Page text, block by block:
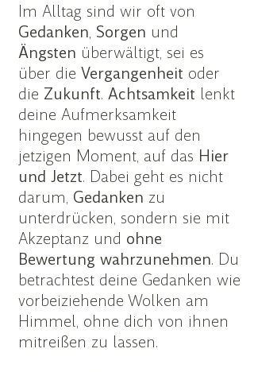
Im Alltag sind wir oft von
Gedanken, Sorgen und
Ängsten überwältigt, sei es
über die Vergangenheit oder
die Zukunft. Achtsamkeit lenkt
deine Aufmerksamkeit
hingegen bewusst auf den
jetzigen Moment, auf das Hier
und Jetzt. Dabei geht es nicht
darum, Gedanken zu
unterdrücken, sondern sie mit
Akzeptanz und ohne
Bewertung wahrzunehmen. Du
betrachtest deine Gedanken wie
vorbeiziehende Wolken am
Himmel, ohne dich von ihnen
mitreißen zu lassen.